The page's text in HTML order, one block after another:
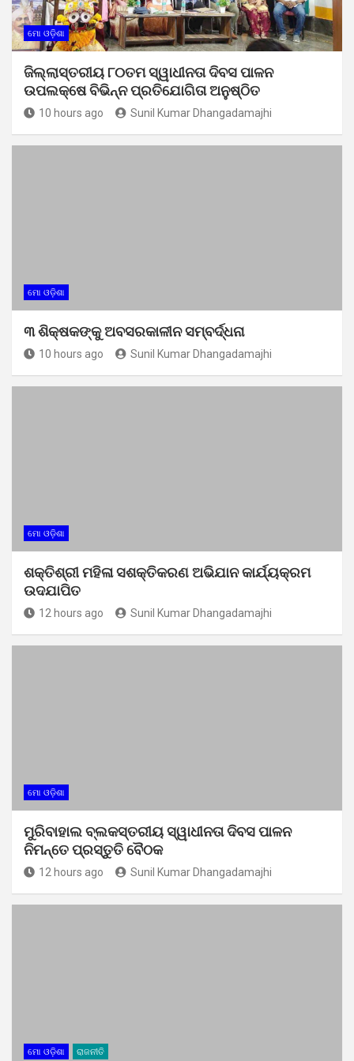
ମୋ ଓଡ଼ିଶା
ଜିଲ୍ଲାସ୍ତରୀୟ ୮୦ତମ ସ୍ୱାଧୀନତା ଦିବସ ପାଳନ
ଉପଲକ୍ଷେ ବିଭିନ୍ନ ପ୍ରତିଯୋଗିତା ଅନୁଷ୍ଠିତ
10 hours ago Sunil Kumar Dhangadamajhi
ମୋ ଓଡ଼ିଶା
୩ ଶିକ୍ଷକଙ୍କୁ ଅବସରକାଳୀନ ସମ୍ବର୍ଦ୍ଧନା
10 hours ago Sunil Kumar Dhangadamajhi
ମୋ ଓଡ଼ିଶା
ଶକ୍ତିଶ୍ରୀ ମହିଳା ସଶକ୍ତିକରଣ ଅଭିଯାନ କାର୍ଯ୍ୟକ୍ରମ
ଉଦଯାପିତ
12 hours ago Sunil Kumar Dhangadamajhi
ମୋ ଓଡ଼ିଶା
ମୁରିବାହାଲ ବ୍ଲକସ୍ତରୀୟ ସ୍ୱାଧୀନତା ଦିବସ ପାଳନ
ନିମନ୍ତେ ପ୍ରସ୍ତୁତି ବୈଠକ
12 hours ago Sunil Kumar Dhangadamajhi
ମୋ ଓଡ଼ିଶା ରାଜନୀତି